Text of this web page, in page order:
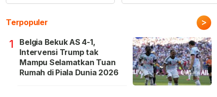
Terpopuler >
1
Belgia Bekuk AS 4-1,
Intervensi Trump tak
Mampu Selamatkan Tuan
Rumah di Piala Dunia 2026